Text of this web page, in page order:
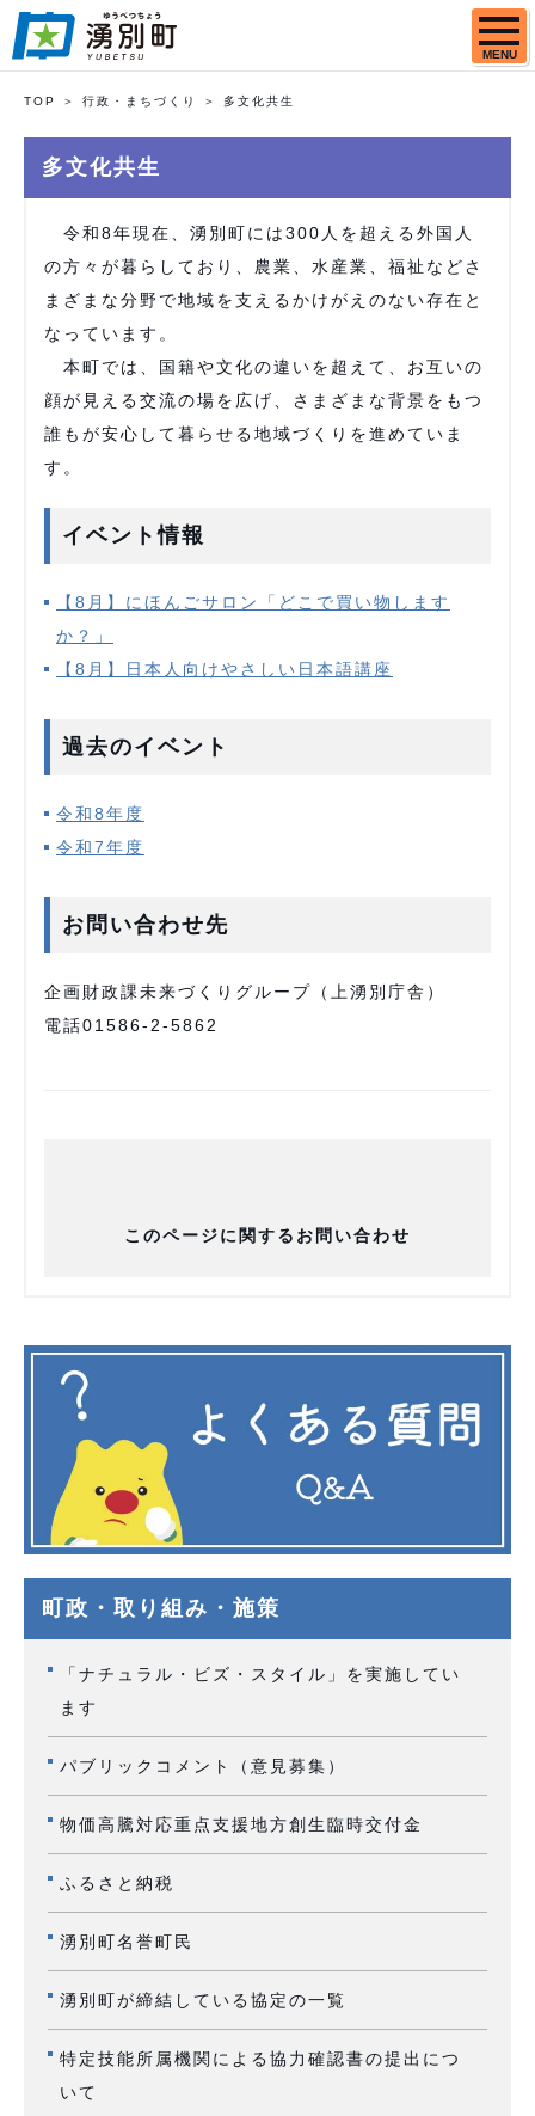
MENU
TOP 行政・まちづくり 多文化共生
多文化共生
令和8年現在、湧別町には300人を超える外国人
の方々が暮らしており、農業、水産業、福祉などさ
まざまな分野で地域を支えるかけがえのない存在と
なっています。
本町では、国籍や文化の違いを超えて、お互いの
顔が見える交流の場を広げ、さまざまな背景をもつ
誰もが安心して暮らせる地域づくりを進めていま
す。
イベント情報
【8月】にほんごサロン「どこで買い物します
か？」
【8月】日本人向けやさしい日本語講座
過去のイベント
令和8年度
令和7年度
お問い合わせ先
企画財政課未来づくりグループ（上湧別庁舎）
電話01586-2-5862
このページに関するお問い合わせ
町政・取り組み・施策
「ナチュラル・ビズ・スタイル」を実施してい
ます
パブリックコメント（意見募集）
物価高騰対応重点支援地方創生臨時交付金
ふるさと納税
湧別町名誉町民
湧別町が締結している協定の一覧
特定技能所属機関による協力確認書の提出につ
いて